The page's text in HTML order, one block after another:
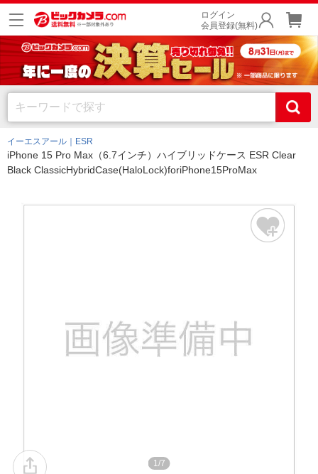
ログイン
会員登録(無料)
イーエスアール｜ESR
iPhone 15 Pro Max（6.7インチ）ハイブリッドケース ESR Clear
Black ClassicHybridCase(HaloLock)foriPhone15ProMax
1/7